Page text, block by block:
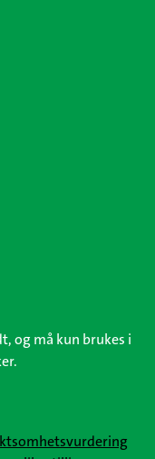
og må kun brukes i